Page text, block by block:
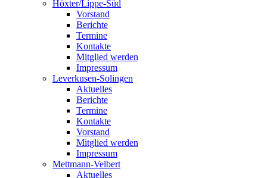
Höxter/Lippe-Süd
Vorstand
Berichte
Termine
Kontakte
Mitglied werden
Impressum
Leverkusen-Solingen
Aktuelles
Berichte
Termine
Kontakte
Vorstand
Mitglied werden
Impressum
Mettmann-Velbert
Aktuelles